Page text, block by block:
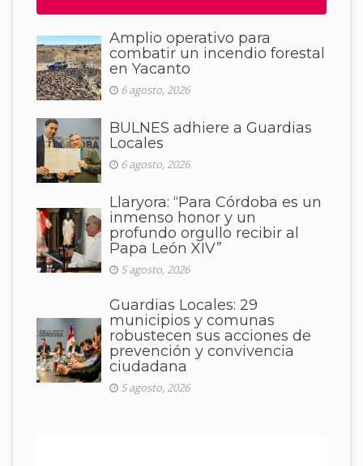
Amplio operativo para
combatir un incendio forestal
en Yacanto
6 agosto, 2026
BULNES adhiere a Guardias
Locales
6 agosto, 2026
Llaryora: “Para Córdoba es un
inmenso honor y un
profundo orgullo recibir al
Papa León XIV”
5 agosto, 2026
Guardias Locales: 29
municipios y comunas
robustecen sus acciones de
prevención y convivencia
ciudadana
5 agosto, 2026